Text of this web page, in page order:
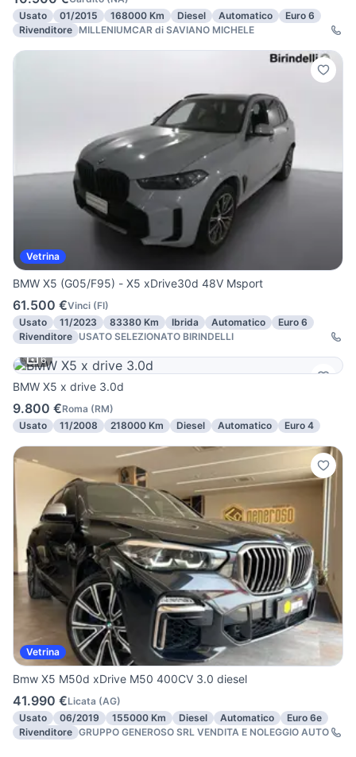
Usato
01/2015 168000 Km Diesel Automatico
Euro 6
Rivenditore MILLENIUMCAR di SAVIANO MICHELE
Vetrina
BMW X5 (G05/F95) - X5 xDrive30d 48V Msport
61.500 €Vinci (FI)
Usato
11/2023 83380 Km Ibrida Automatico
Euro 6
Rivenditore USATO SELEZIONATO BIRINDELLI
6
BMW X5 x drive 3.0d
9.800 €Roma (RM)
Usato
11/2008 218000 Km Diesel Automatico Euro 4
Vetrina
Bmw X5 M50d xDrive M50 400CV 3.0 diesel
41.990 €Licata (AG)
Usato
06/2019 155000 Km Diesel Automatico
Euro 6e
Rivenditore GRUPPO GENEROSO SRL VENDITA E NOLEGGIO AUTO